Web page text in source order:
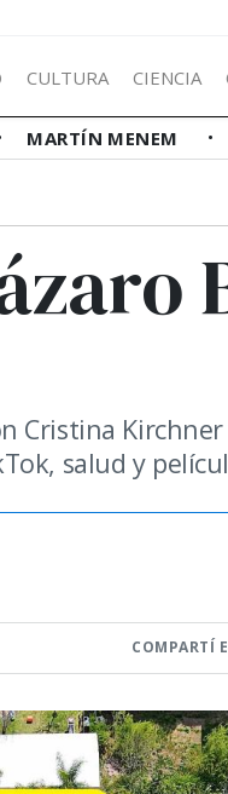
CULTURA CIENCIA
MARTÍN MENEM
Cristina
salud y
COMPARTÍ